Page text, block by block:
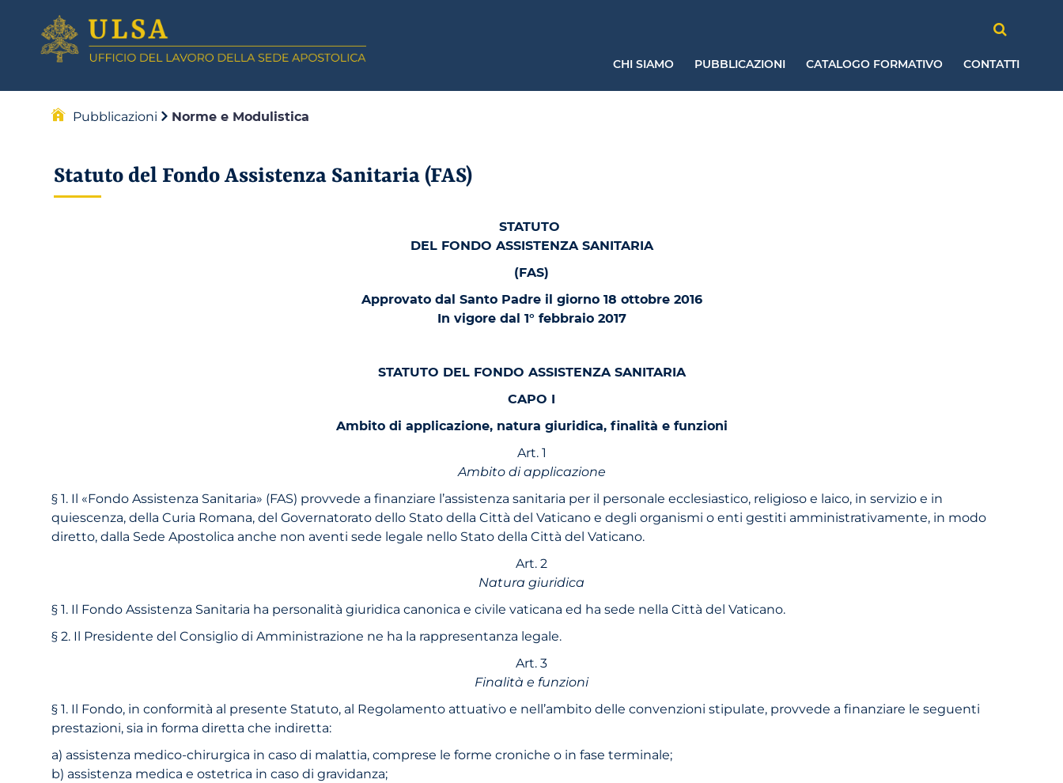
CHI SIAMO PUBBLICAZIONI CATALOGO FORMATIVO CONTATTI
Pubblicazioni Norme e Modulistica
Statuto del Fondo Assistenza Sanitaria (FAS)
STATUTO
DEL FONDO ASSISTENZA SANITARIA
(FAS)
Approvato dal Santo Padre il giorno 18 ottobre 2016
In vigore dal 1° febbraio 2017
STATUTO DEL FONDO ASSISTENZA SANITARIA
CAPO I
Ambito di applicazione, natura giuridica, finalità e funzioni
Art. 1
Ambito di applicazione
§ 1. Il «Fondo Assistenza Sanitaria» (FAS) provvede a finanziare l’assistenza sanitaria per il personale ecclesiastico, religioso e laico, in servizio e in
quiescenza, della Curia Romana, del Governatorato dello Stato della Città del Vaticano e degli organismi o enti gestiti amministrativamente, in modo
diretto, dalla Sede Apostolica anche non aventi sede legale nello Stato della Città del Vaticano.
Art. 2
Natura giuridica
§ 1. Il Fondo Assistenza Sanitaria ha personalità giuridica canonica e civile vaticana ed ha sede nella Città del Vaticano.
§ 2. Il Presidente del Consiglio di Amministrazione ne ha la rappresentanza legale.
Art. 3
Finalità e funzioni
§ 1. Il Fondo, in conformità al presente Statuto, al Regolamento attuativo e nell’ambito delle convenzioni stipulate, provvede a finanziare le seguenti
prestazioni, sia in forma diretta che indiretta:
a) assistenza medico-chirurgica in caso di malattia, comprese le forme croniche o in fase terminale;
b) assistenza medica e ostetrica in caso di gravidanza;